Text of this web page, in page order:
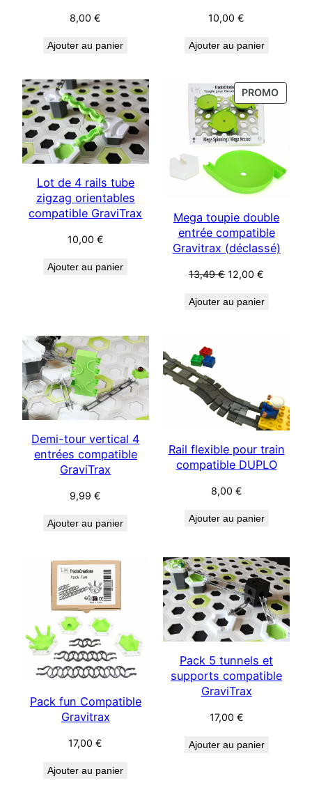
8,00€
Ajouter au panier
10,00€
Ajouter au panier
Lot de 4 rails tube
zigzag orientables
compatible GraviTrax
10,00 €
Ajouter au panier
PROMO
EN
Mega toupie double
entrée compatible
Gravitrax (déclassé)
13,49€ Le
initial
12,00€
actuel
Ajouter au panier
Demi-tour vertical 4
entrées compatible
GraviTrax
9,99€
Ajouter au panier
Rail flexible pour train
compatible DUPLO
8,00 €
Ajouter au panier
Pack fun Compatible
Gravitrax
17,00€
Ajouter au panier
Pack 5 tunnels et
supports compatible
GraviTrax
17,00 €
Ajouter au panier